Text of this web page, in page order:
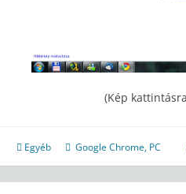
(Kép
Egyéb Google Chrome, PC